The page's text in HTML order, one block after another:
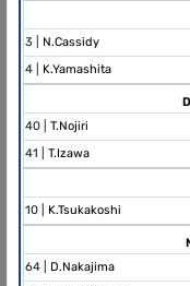
3 | N.Cassidy
4 | K.Yamashita
40 | T.Nojiri
41 | T.Izawa
10 | K.Tsukakoshi
64 | D.Nakajima